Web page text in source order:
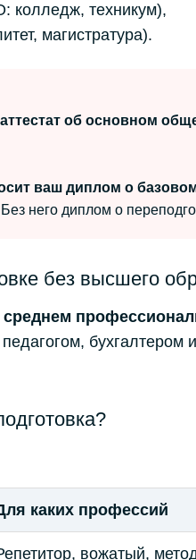
колледж, техникум),
магистратура).
аттестат об основном
ваш диплом о
него диплом о
без высшего
бухгалтером
каких профессий
вожатый,